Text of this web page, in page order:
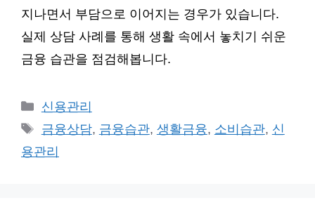
지나면서 부담으로 이어지는 경우가 있습니다.
실제 상담 사례를 통해 생활 속에서 놓치기 쉬운
금융 습관을 점검해봅니다.
카
테
리
신용관리
태
그
금융상담, 금융습관, 생활금융, 소비습관, 신
용관리